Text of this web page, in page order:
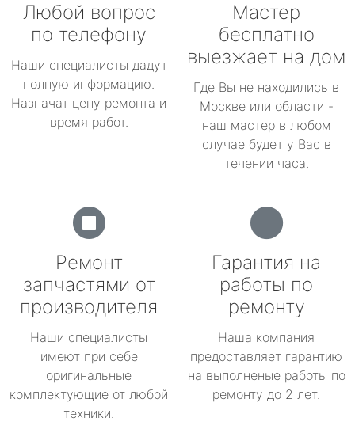
Любой вопрос
по телефону
Наши специалисты дадут
полную информацию.
Назначат цену ремонта и
время работ.
Мастер
бесплатно
выезжает на дом
Где Вы не находились в
Москве или области -
наш мастер в любом
случае будет у Вас в
течении часа.
Ремонт
запчастями от
производителя
Наши специалисты
имеют при себе
оригинальные
комплектующие от любой
техники.
Гарантия на
работы по
ремонту
Наша компания
предоставляет гарантию
на выполненые работы по
ремонту до 2 лет.